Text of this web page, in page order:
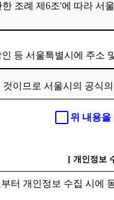
조례 제6조'에 따라 서
등 서울특별시에 주소
이므로 서울시의 공식
위 내용을
[ 개인정보
개인정보 수집 시에